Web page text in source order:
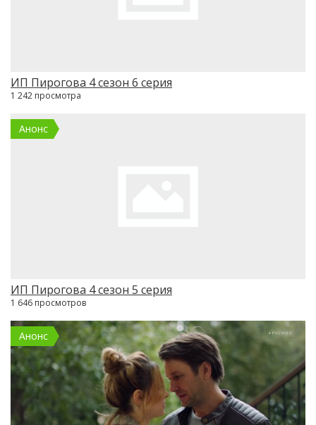
ИП Пирогова 4 сезон 6 серия
1 242 просмотра
Анонс
ИП Пирогова 4 сезон 5 серия
1 646 просмотров
Анонс